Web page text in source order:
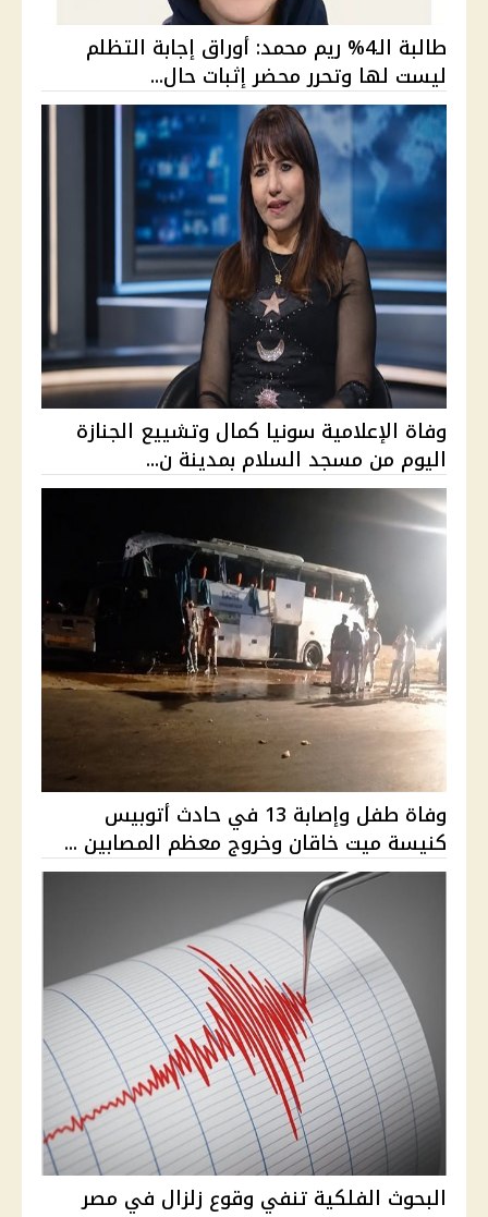
طالبة الـ4% ريم محمد: أوراق إجابة التظلم
ليست لها وتحرر محضر إثبات حال...
وفاة الإعلامية سونيا كمال وتشييع الجنازة
اليوم من مسجد السلام بمدينة ن...
وفاة طفل وإصابة 13 في حادث أتوبيس
كنيسة ميت خاقان وخروج معظم المصابين ...
البحوث الفلكية تنفي وقوع زلزال في مصر